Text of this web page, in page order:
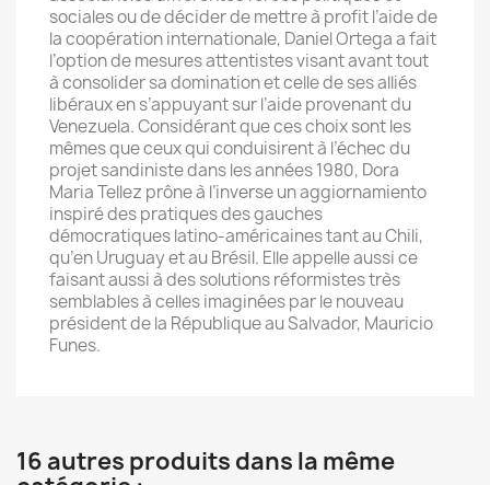
sociales ou de décider de mettre à profit l’aide de
la coopération internationale, Daniel Ortega a fait
l’option de mesures attentistes visant avant tout
à consolider sa domination et celle de ses alliés
libéraux en s’appuyant sur l’aide provenant du
Venezuela. Considérant que ces choix sont les
mêmes que ceux qui conduisirent à l’échec du
projet sandiniste dans les années 1980, Dora
Maria Tellez prône à l’inverse un aggiornamiento
inspiré des pratiques des gauches
démocratiques latino-américaines tant au Chili,
qu’en Uruguay et au Brésil. Elle appelle aussi ce
faisant aussi à des solutions réformistes très
semblables à celles imaginées par le nouveau
président de la République au Salvador, Mauricio
Funes.
16 autres produits dans la même